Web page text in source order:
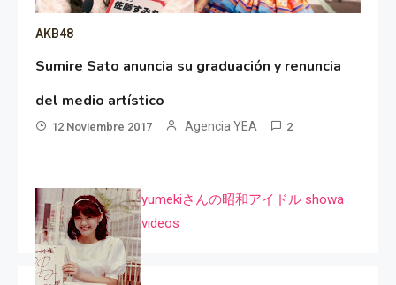
AKB48
Sumire Sato anuncia su graduación y renuncia
del medio artístico
12 Noviembre 2017 Agencia YEA 2
yumekiさんの昭和アイドル showa
videos